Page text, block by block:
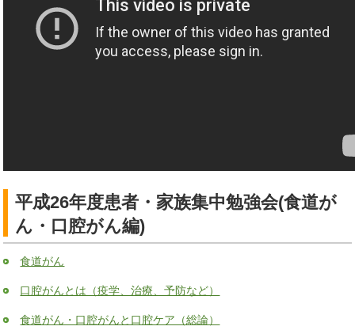
平成26年度患者・家族集中勉強会(食道が
ん・口腔がん編)
食道がん
口腔がんとは（疫学、治療、予防など）
食道がん・口腔がんと口腔ケア（総論）